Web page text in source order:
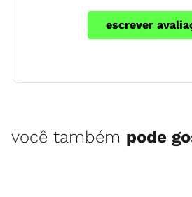
escrever
você também pode